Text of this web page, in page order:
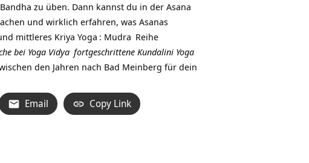
zu üben. Dann kannst du in der Asana
und wirklich erfahren, was Asanas
mittleres Kriya Yoga : Mudra Reihe
bei Yoga Vidya fortgeschrittene Kundalini Yoga
den Jahren nach Bad Meinberg für dein
Email Copy Link